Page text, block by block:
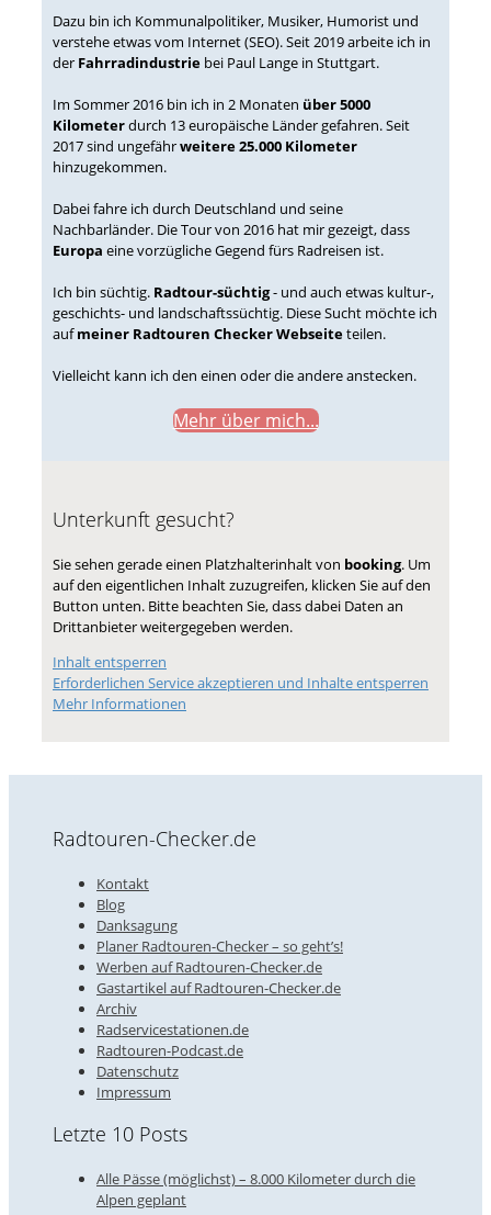
Dazu bin ich Kommunalpolitiker, Musiker, Humorist und
verstehe etwas vom Internet (SEO). Seit 2019 arbeite ich in
der Fahrradindustrie bei Paul Lange in Stuttgart.
Im Sommer 2016 bin ich in 2 Monaten über 5000
Kilometerdurch 13 europäische Länder gefahren. Seit
2017 sind ungefährweitere 25.000 Kilometer
hinzugekommen.
Dabei fahre ich durch Deutschland und seine
Nachbarländer. Die Tour von 2016 hat mir gezeigt, dass
Europa eine vorzügliche Gegend fürs Radreisen ist.
Ich bin süchtig. Radtour-süchtig- und auch etwas kultur-,
geschichts- und landschaftssüchtig. Diese Sucht möchte ich
aufmeiner Radtouren Checker Webseiteteilen.
Vielleicht kann ich den einen oder die andere anstecken.
Mehr über mich...
Unterkunft gesucht?
Sie sehen gerade einen Platzhalterinhalt von booking. Um
auf den eigentlichen Inhalt zuzugreifen, klicken Sie auf den
Button unten. Bitte beachten Sie, dass dabei Daten an
Drittanbieter weitergegeben werden.
Inhalt entsperren
Erforderlichen Service akzeptieren und Inhalte entsperren
Mehr Informationen
Radtouren-Checker.de
Kontakt
Blog
Danksagung
Planer Radtouren-Checker – so geht’s!
Werben auf Radtouren-Checker.de
Gastartikel auf Radtouren-Checker.de
Archiv
Radservicestationen.de
Radtouren-Podcast.de
Datenschutz
Impressum
Letzte 10 Posts
Alle Pässe (möglichst) – 8.000 Kilometer durch die
Alpen geplant